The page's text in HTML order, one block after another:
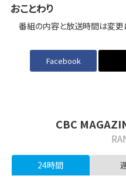
おことわり
番組の内容と放送時間は変更
Facebook
CBC
24時間